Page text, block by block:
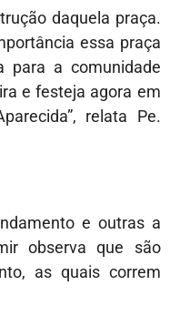
daquela praça.
essa praça
para a comunidade
e festeja agora em
relata Pe.
e outras a
observa que são
as quais correm